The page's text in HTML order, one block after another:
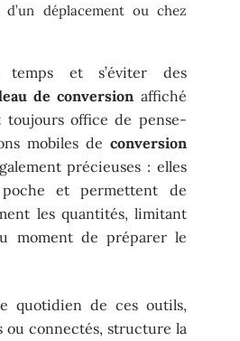
d’un déplacement ou chez
et s’éviter des
de conversion affiché
toujours office de pense-
mobiles de conversion
précieuses : elles
et permettent de
les quantités, limitant
moment de préparer le
quotidien de ces outils,
ou connectés, structure la